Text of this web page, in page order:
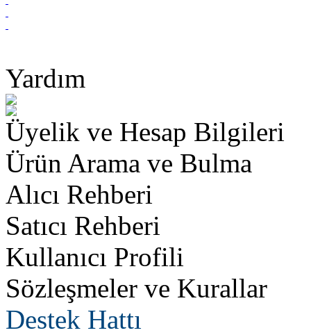
Yardım
Üyelik ve Hesap Bilgileri
Ürün Arama ve Bulma
Alıcı Rehberi
Satıcı Rehberi
Kullanıcı Profili
Sözleşmeler ve Kurallar
Destek Hattı